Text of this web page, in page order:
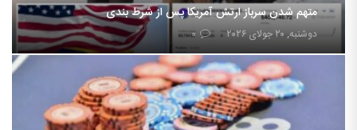
متهم شدن سرباز ارتش آمریکا پس از شرط بندی
دوشنبه, ۲۰ جولای ۲۰۲۶ ۰